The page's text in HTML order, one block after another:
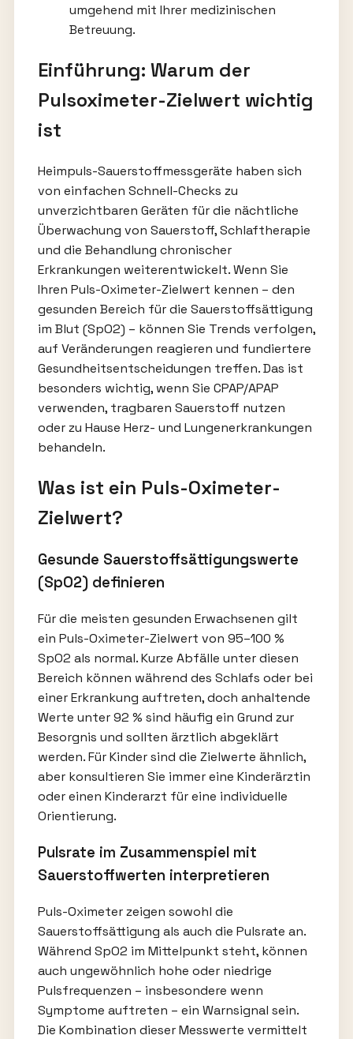
umgehend mit Ihrer medizinischen
Betreuung.
Einführung: Warum der
Pulsoximeter-Zielwert wichtig
ist
Heimpuls-Sauerstoffmessgeräte haben sich
von einfachen Schnell-Checks zu
unverzichtbaren Geräten für die nächtliche
Überwachung von Sauerstoff, Schlaftherapie
und die Behandlung chronischer
Erkrankungen weiterentwickelt. Wenn Sie
Ihren Puls-Oximeter-Zielwert kennen – den
gesunden Bereich für die Sauerstoffsättigung
im Blut (SpO2) – können Sie Trends verfolgen,
auf Veränderungen reagieren und fundiertere
Gesundheitsentscheidungen treffen. Das ist
besonders wichtig, wenn Sie CPAP/APAP
verwenden, tragbaren Sauerstoff nutzen
oder zu Hause Herz- und Lungenerkrankungen
behandeln.
Was ist ein Puls-Oximeter-
Zielwert?
Gesunde Sauerstoffsättigungswerte
(SpO2) definieren
Für die meisten gesunden Erwachsenen gilt
ein Puls-Oximeter-Zielwert von 95–100 %
SpO2 als normal. Kurze Abfälle unter diesen
Bereich können während des Schlafs oder bei
einer Erkrankung auftreten, doch anhaltende
Werte unter 92 % sind häufig ein Grund zur
Besorgnis und sollten ärztlich abgeklärt
werden. Für Kinder sind die Zielwerte ähnlich,
aber konsultieren Sie immer eine Kinderärztin
oder einen Kinderarzt für eine individuelle
Orientierung.
Pulsrate im Zusammenspiel mit
Sauerstoffwerten interpretieren
Puls-Oximeter zeigen sowohl die
Sauerstoffsättigung als auch die Pulsrate an.
Während SpO2 im Mittelpunkt steht, können
auch ungewöhnlich hohe oder niedrige
Pulsfrequenzen – insbesondere wenn
Symptome auftreten – ein Warnsignal sein.
Die Kombination dieser Messwerte vermittelt